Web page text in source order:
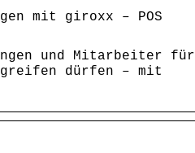
mit giroxx – POS
und Mitarbeiter für
dürfen – mit